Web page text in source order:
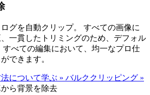
グを自動クリップ。 すべての画像に
一貫したトリミングのため、デフォル
すべての編集において、均一なプロ仕
できます。
について学ぶ » バルククリッピング »